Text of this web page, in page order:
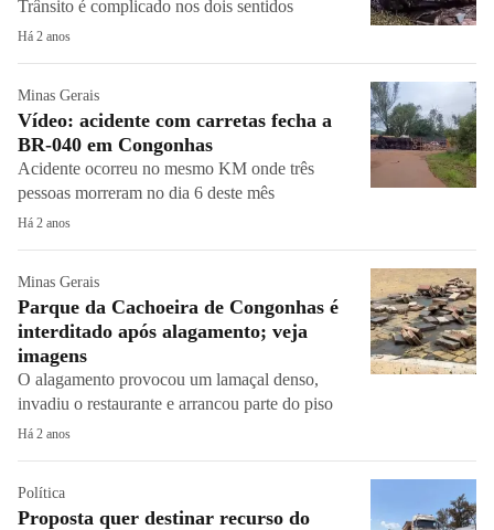
Trânsito é complicado nos dois sentidos
Há 2 anos
Minas Gerais
Vídeo: acidente com carretas fecha a
BR-040 em Congonhas
Acidente ocorreu no mesmo KM onde três
pessoas morreram no dia 6 deste mês
Há 2 anos
Minas Gerais
Parque da Cachoeira de Congonhas é
interditado após alagamento; veja
imagens
O alagamento provocou um lamaçal denso,
invadiu o restaurante e arrancou parte do piso
Há 2 anos
Política
Proposta quer destinar recurso do